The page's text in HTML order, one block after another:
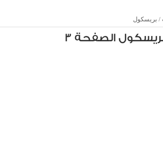
/ بريسكول
الصفحة 3